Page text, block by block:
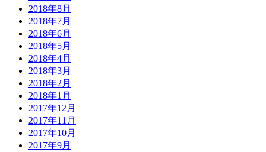
2018年8月
2018年7月
2018年6月
2018年5月
2018年4月
2018年3月
2018年2月
2018年1月
2017年12月
2017年11月
2017年10月
2017年9月